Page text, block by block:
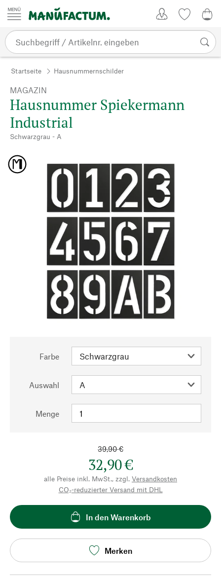
Zum Inhalt springen
Startseite Hausnummernschilder
MAGAZIN
Hausnummer Spiekermann
Industrial
Schwarzgrau - A
Farbe
Auswahl
Menge
39,90 €
32,90 €
alle Preise inkl. MwSt., zzgl. Versandkosten
CO₂-reduzierter Versand mit DHL
In den Warenkorb
Merken